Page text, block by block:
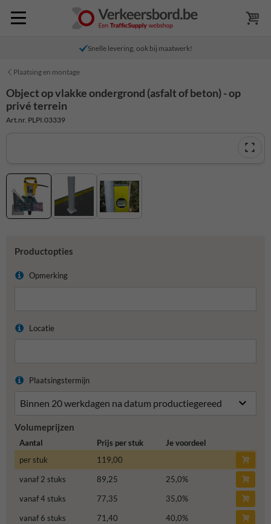
Snelle levering, ook bij maatwerk!
Plaatsing en montage
Object op vlakke ondergrond (asfalt of beton) - op
privé terrein
Art.nr. PLPI.03339
Productopties
Opmerking
Locatie
Plaatsingstermijn
Volumeprijzen
Aantal Prijs per stuk
Je voordeel
per stuk
119,00
vanaf 2 stuks
89,25 25,0%
vanaf 4 stuks
77,35 35,0%
vanaf 6 stuks
71,40 40,0%